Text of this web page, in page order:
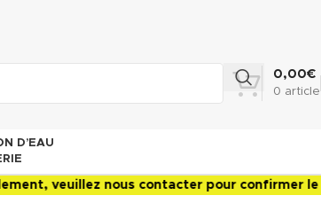
0 article
0,00€
D’EAU
nous contacter pour confirmer le délai de